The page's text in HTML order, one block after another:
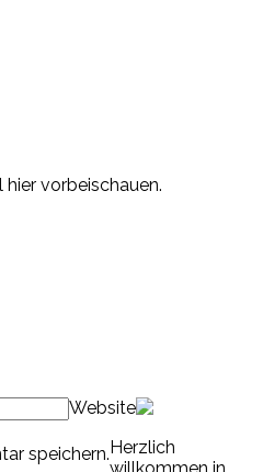
vorbeischauen.
Website
speichern.Herzlich
willkommen in